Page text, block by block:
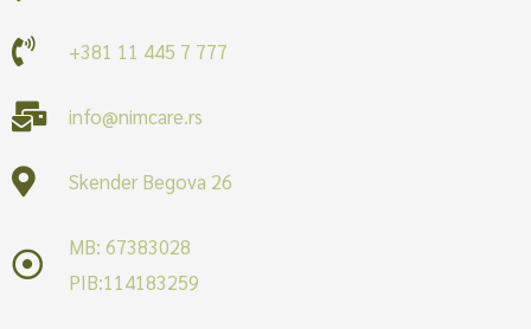
+381 11 445 7 777
info@nimcare.rs
Skender Begova 26
MB: 67383028
PIB:114183259